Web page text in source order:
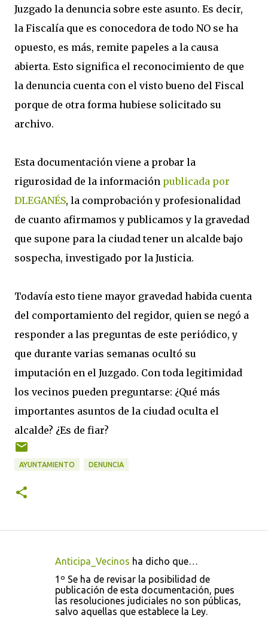
Juzgado la denuncia sobre este asunto. Es decir,
la Fiscalía que es conocedora de todo NO se ha
opuesto, es más, remite papeles a la causa
abierta. Esto significa el reconocimiento de que
la denuncia cuenta con el visto bueno del Fiscal
porque de otra forma hubiese solicitado su
archivo.
Esta documentación viene a probar la
rigurosidad de la información publicada por
DLEGANÉS, la comprobación y profesionalidad
de cuanto afirmamos y publicamos y la gravedad
que supone para la ciudad tener un alcalde bajo
sospecha, investigado por la Justicia.
Todavía esto tiene mayor gravedad habida cuenta
del comportamiento del regidor, quien se negó a
responder a las preguntas de este periódico, y
que durante varias semanas ocultó su
imputación en el Juzgado. Con toda legitimidad
los vecinos pueden preguntarse: ¿Qué más
importantes asuntos de la ciudad oculta el
alcalde? ¿Es de fiar?
AYUNTAMIENTO DENUNCIA
Anticipa_Vecinos ha dicho que…
1º Se ha de revisar la posibilidad de
publicación de esta documentación, pues
las resoluciones judiciales no son públicas,
salvo aquellas que establece la Ley.